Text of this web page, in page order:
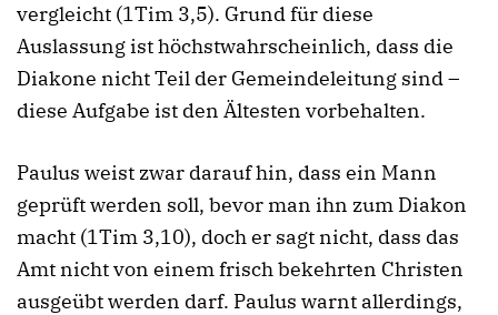
vergleicht (1Tim 3,5). Grund für diese
Auslassung ist höchstwahrscheinlich, dass die
Diakone nicht Teil der Gemeindeleitung sind –
diese Aufgabe ist den Ältesten vorbehalten.
Paulus weist zwar darauf hin, dass ein Mann
geprüft werden soll, bevor man ihn zum Diakon
macht (1Tim 3,10), doch er sagt nicht, dass das
Amt nicht von einem frisch bekehrten Christen
ausgeübt werden darf. Paulus warnt allerdings,